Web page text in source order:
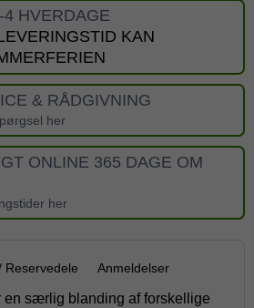
HVERDAGE
KAN
& RÅDGIVNING
her
ONLINE 365 DAGE OM
her
Reservedele Anmeldelser
en særlig blanding af forskellige